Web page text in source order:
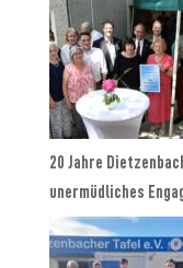
20 Jahre
unermüdliches